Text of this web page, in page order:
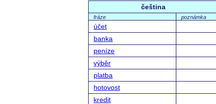
čeština
fráze poznámka
účet
banka
peníze
výběr
platba
hotovost
kredit